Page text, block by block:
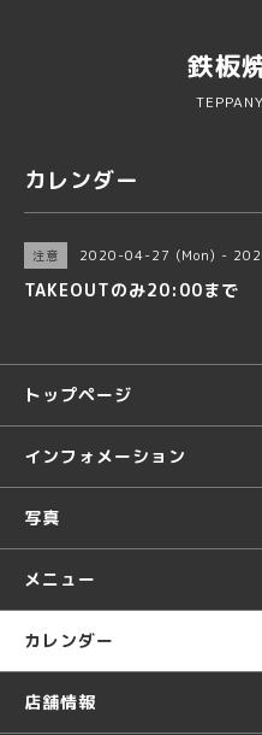
鉄板
カレンダー
注意 2020-04-27 (Mon) -
TAKEOUTのみ20:00まで
トップページ
インフォメーション
写真
メニュー
カレンダー
店舗情報